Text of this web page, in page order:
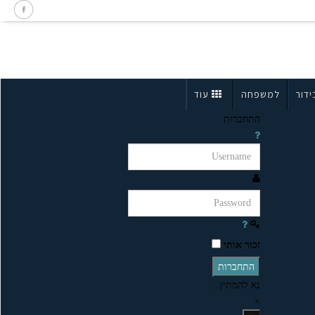
למשפחה עוד
התחברות
זכור אותי
התחברות
נא להמתין...
×